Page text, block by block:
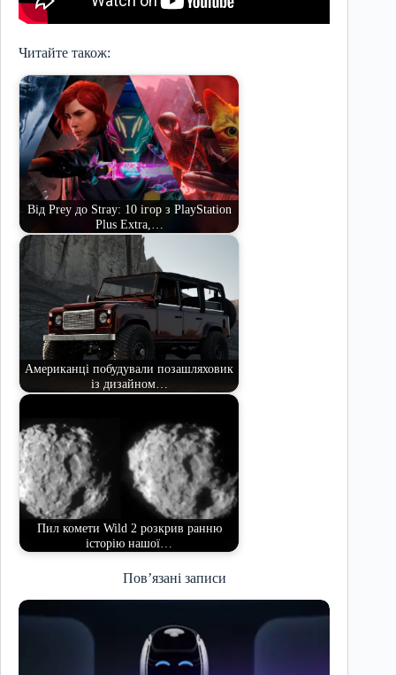
Читайте також:
Від Prey до Stray: 10 ігор з PlayStation
Plus Extra,…
Американці побудували позашляховик
із дизайном…
Пил комети Wild 2 розкрив ранню
історію нашої…
Пов’язані записи